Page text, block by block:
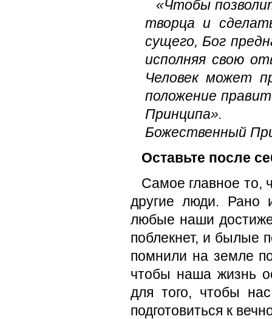
«Чтобы
творца и
сущего, Бог
исполняя свою
Человек может
положение
Принципа».
Божественный
Оставьте после
Самое главное то,
другие люди. Рано
любые наши
поблекнет, и былые
помнили на земле
чтобы наша жизнь
для того, чтобы
подготовиться к